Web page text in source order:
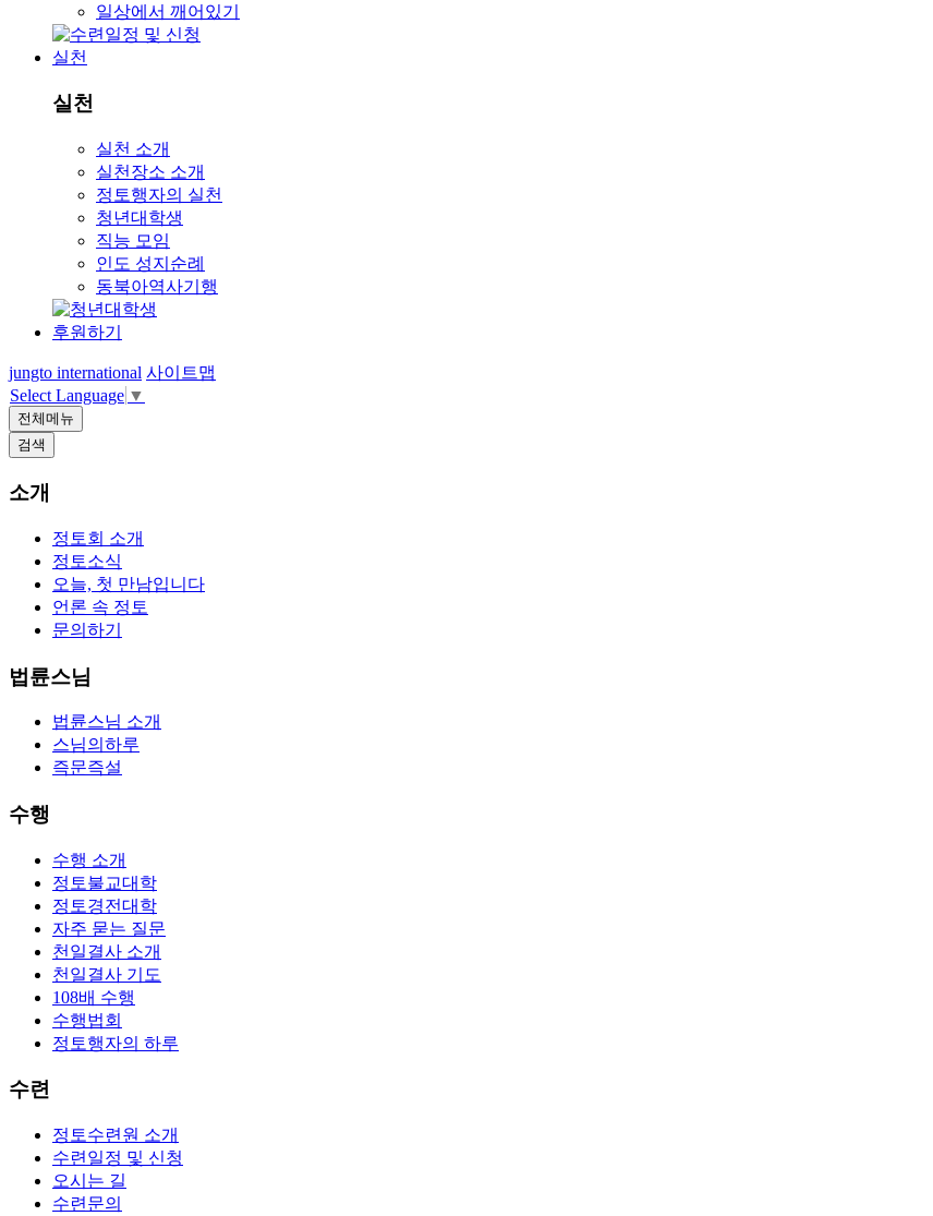
일상에서 깨어있기
실천
실천
실천 소개
실천장소 소개
정토행자의 실천
청년대학생
직능 모임
인도 성지순례
동북아역사기행
후원하기
jungto international 사이트맵
Select Language ▼
전체메뉴
검색
소개
정토회 소개
정토소식
오늘, 첫 만남입니다
언론 속 정토
문의하기
법륜스님
법륜스님 소개
스님의하루
즉문즉설
수행
수행 소개
정토불교대학
정토경전대학
자주 묻는 질문
천일결사 소개
천일결사 기도
108배 수행
수행법회
정토행자의 하루
수련
정토수련원 소개
수련일정 및 신청
오시는 길
수련문의